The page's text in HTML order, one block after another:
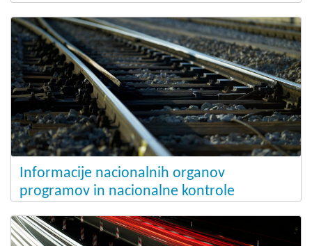
Informacije nacionalnih organov
programov in nacionalne kontrole